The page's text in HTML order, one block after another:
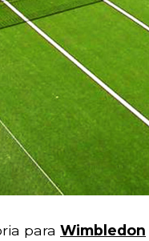
para Wimbledon